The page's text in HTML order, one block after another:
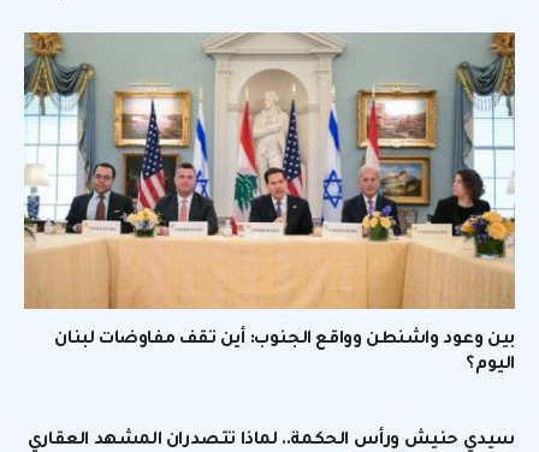
بين وعود واشنطن وواقع الجنوب: أين تقف مفاوضات لبنان
اليوم؟
سيدي حنيش ورأس الحكمة.. لماذا تتصدران المشهد العقاري